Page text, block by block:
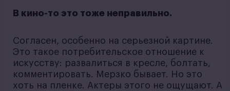
В кино-то это тоже неправильно.
Согласен, особенно на серьезной картине.
Это такое потребительское отношение к
искусству: развалиться в кресле, болтать,
комментировать. Мерзко бывает. Но это
хоть на пленке. Актеры этого не ощущают. А